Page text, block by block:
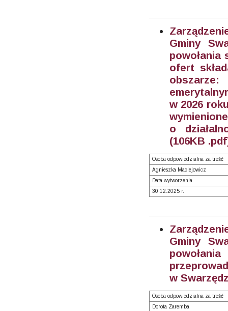
Gminy
powołania
ofert
w 2026
o
(106KB
Osoba odpowiedzialna za treść
Agnieszka Maciejowicz
Data wytworzenia
30.12.2025 r.
Gminy
w
Osoba odpowiedzialna za treść
Dorota Zaremba